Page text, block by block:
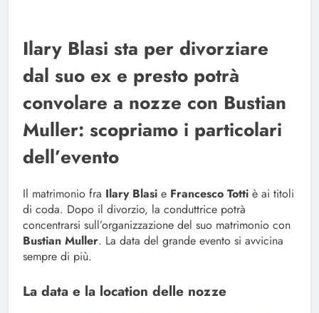
Ilary Blasi sta per divorziare
dal suo ex e presto potrà
convolare a nozze con Bustian
Muller: scopriamo i particolari
dell’evento
Il matrimonio fra Ilary Blasi e Francesco Totti è ai titoli
di coda. Dopo il divorzio, la conduttrice potrà
concentrarsi sull’organizzazione del suo matrimonio con
Bustian Muller. La data del grande evento si avvicina
sempre di più.
La data e la location delle nozze